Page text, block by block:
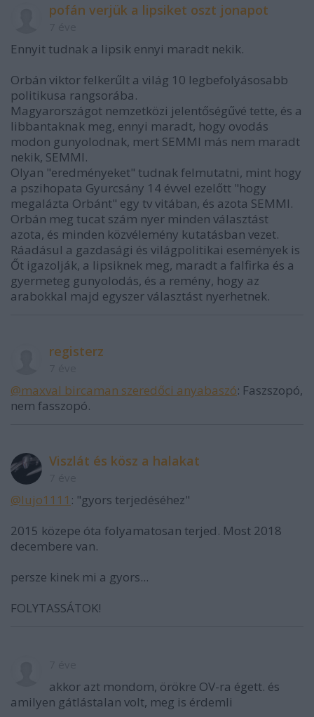
pofán verjük a lipsiket oszt jonapot
Ennyit tudnak a lipsik ennyi maradt nekik.
Orbán viktor felkerűlt a világ 10 legbefolyásosabb
politikusa rangsorába.
Magyarországot nemzetközi jelentőségűvé tette, és a
libbantaknak meg, ennyi maradt, hogy ovodás
modon gunyolodnak, mert SEMMI más nem maradt
nekik, SEMMI.
Olyan "eredményeket" tudnak felmutatni, mint hogy
a pszihopata Gyurcsány 14 évvel ezelőtt "hogy
megalázta Orbánt" egy tv vitában, és azota SEMMI.
Orbán meg tucat szám nyer minden választást
azota, és minden közvélemény kutatásban vezet.
Ráadásul a gazdasági és világpolitikai események is
Őt igazolják, a lipsiknek meg, maradt a falfirka és a
gyermeteg gunyolodás, és a remény, hogy az
arabokkal majd egyszer választást nyerhetnek.
registerz
@maxval bircaman szeredőci anyabaszó: Faszszopó,
nem fasszopó.
Viszlát és kösz a halakat
@lujo1111 : "gyors terjedéséhez"
2015 közepe óta folyamatosan terjed. Most 2018
decembere van.
persze kinek mi a gyors...
FOLYTASSÁTOK!
akkor azt mondom, örökre OV-ra égett. és
amilyen gátlástalan volt, meg is érdemli